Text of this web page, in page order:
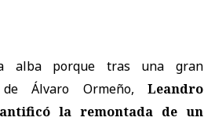
alba porque tras una gran
Álvaro Ormeño, Leandro
la remontada de un